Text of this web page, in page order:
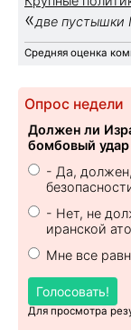
«две пустышки
Средняя оценка
Опрос недели
Должен ли
бомбовый
- Да,
- Нет, не
иранской
Мне все
Голосовать!
Для просмотра